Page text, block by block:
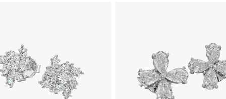
گوشواره جواهر طرح شبدر ( 0.30
قیراط )
1,105,750,000 تومان
گوشواره جواهر طرح
405,800,000 تومان